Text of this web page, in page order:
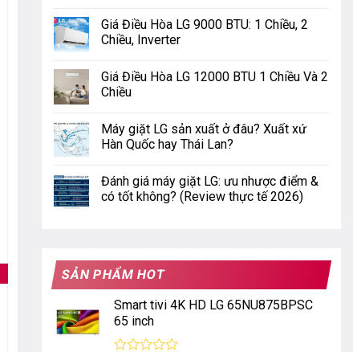
Giá Điều Hòa LG 9000 BTU: 1 Chiều, 2
Chiều, Inverter
Giá Điều Hòa LG 12000 BTU 1 Chiều Và 2
Chiều
Máy giặt LG sản xuất ở đâu? Xuất xứ
Hàn Quốc hay Thái Lan?
Đánh giá máy giặt LG: ưu nhược điểm &
có tốt không? (Review thực tế 2026)
SẢN PHẨM HOT
Smart tivi 4K HD LG 65NU875BPSC
65 inch